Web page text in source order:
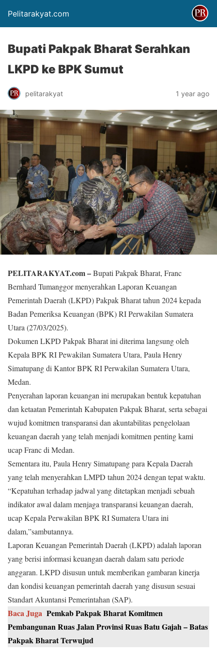
Pelitarakyat.com
Bupati Pakpak Bharat Serahkan
LKPD ke BPK Sumut
pelitarakyat 1 year ago
PELITARAKYAT.com –Bupati Pakpak Bharat, Franc
Bernhard Tumanggor menyerahkan Laporan Keuangan
Pemerintah Daerah (LKPD) Pakpak Bharat tahun 2024 kepada
Badan Pemeriksa Keuangan (BPK) RI Perwakilan Sumatera
Utara (27/03/2025).
Dokumen LKPD Pakpak Bharat ini diterima langsung oleh
Kepala BPK RI Pewakilan Sumatera Utara, Paula Henry
Simatupang di Kantor BPK RI Perwakilan Sumatera Utara,
Medan.
Penyerahan laporan keuangan ini merupakan bentuk kepatuhan
dan ketaatan Pemerintah Kabupaten Pakpak Bharat, serta sebagai
wujud komitmen transparansi dan akuntabilitas pengelolaan
keuangan daerah yang telah menjadi komitmen penting kami
ucap Franc di Medan.
Sementara itu, Paula Henry Simatupang para Kepala Daerah
yang telah menyerahkan LMPD tahun 2024 dengan tepat waktu.
“Kepatuhan terhadap jadwal yang ditetapkan menjadi sebuah
indikator awal dalam menjaga transparansi keuangan daerah,
ucap Kepala Perwakilan BPK RI Sumatera Utara ini
dalam,”sambutannya.
Laporan Keuangan Pemerintah Daerah (LKPD) adalah laporan
yang berisi informasi keuangan daerah dalam satu periode
anggaran. LKPD disusun untuk memberikan gambaran kinerja
dan kondisi keuangan pemerintah daerah yang disusun sesuai
Standart Akuntansi Pemerintahan (SAP).
Baca Juga Pemkab Pakpak Bharat Komitmen
Pembangunan Ruas Jalan Provinsi Ruas Batu Gajah – Batas
Pakpak Bharat Terwujud